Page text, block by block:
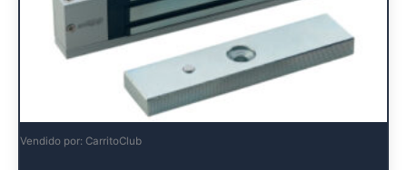
Vendido por: CarritoClub